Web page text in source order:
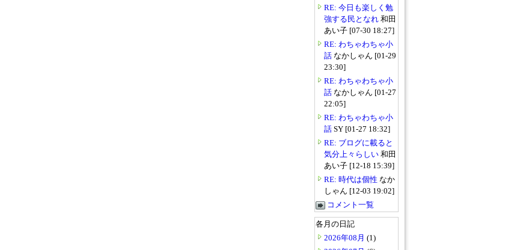
RE: 今日も楽しく勉
強する民となれ 和田
あい子 [07-30 18:27]
RE: わちゃわちゃ小
話 なかしゃん [01-29
23:30]
RE: わちゃわちゃ小
話 なかしゃん [01-27
22:05]
RE: わちゃわちゃ小
話 SY [01-27 18:32]
RE: ブログに載ると
気分上々らしい 和田
あい子 [12-18 15:39]
RE: 時代は個性 なか
しゃん [12-03 19:02]
コメント一覧
各月の日記
2026年08月 (1)